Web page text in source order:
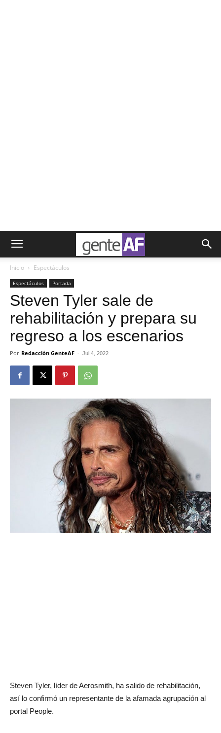
Inicio Espectáculos
Espectáculos Portada
Steven Tyler sale de
rehabilitación y prepara su
regreso a los escenarios
Por Redacción GenteAF - Jul 4, 2022
Steven Tyler, líder de Aerosmith, ha salido de rehabilitación,
así lo confirmó un representante de la afamada agrupación al
portal People.